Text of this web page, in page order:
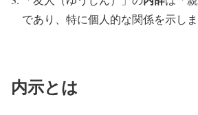
であり、特に個人的な関係を示しま
内示とは